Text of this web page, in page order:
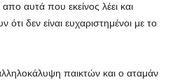
αυτά που εκείνος λέει και
ότι δεν είναι ευχαριστημένοι με το
παικτών και ο αταμάν